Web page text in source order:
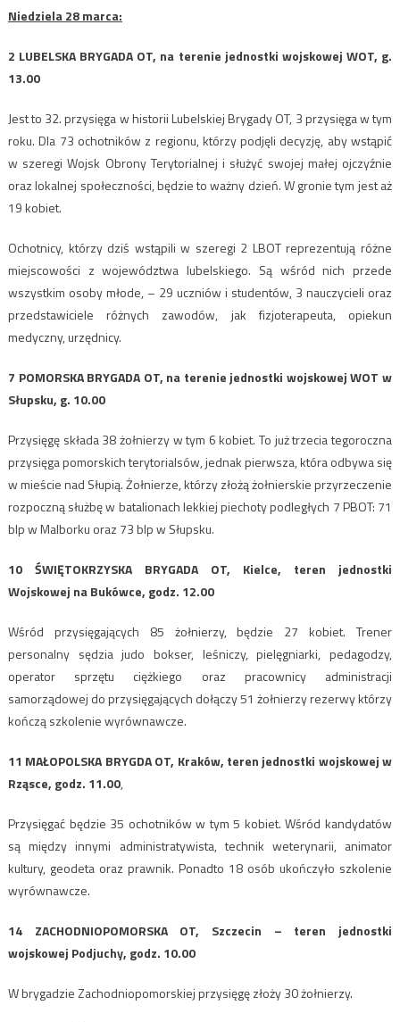
Niedziela 28 marca:
2 LUBELSKA BRYGADA OT, na terenie jednostki wojskowej WOT, g.
13.00
Jest to 32. przysięga w historii Lubelskiej Brygady OT, 3 przysięga w tym
roku. Dla 73 ochotników z regionu, którzy podjęli decyzję, aby wstąpić
w szeregi Wojsk Obrony Terytorialnej i służyć swojej małej ojczyźnie
oraz lokalnej społeczności, będzie to ważny dzień. W gronie tym jest aż
19 kobiet.
Ochotnicy, którzy dziś wstąpili w szeregi 2 LBOT reprezentują różne
miejscowości z województwa lubelskiego. Są wśród nich przede
wszystkim osoby młode, – 29 uczniów i studentów, 3 nauczycieli oraz
przedstawiciele różnych zawodów, jak fizjoterapeuta, opiekun
medyczny, urzędnicy.
7 POMORSKA BRYGADA OT, na terenie jednostki wojskowej WOT w
Słupsku, g. 10.00
Przysięgę składa 38 żołnierzy w tym 6 kobiet. To już trzecia tegoroczna
przysięga pomorskich terytorialsów, jednak pierwsza, która odbywa się
w mieście nad Słupią. Żołnierze, którzy złożą żołnierskie przyrzeczenie
rozpoczną służbę w batalionach lekkiej piechoty podległych 7 PBOT: 71
blp w Malborku oraz 73 blp w Słupsku.
10 ŚWIĘTOKRZYSKA BRYGADA OT, Kielce, teren jednostki
Wojskowej na Bukówce, godz. 12.00
Wśród przysięgających 85 żołnierzy, będzie 27 kobiet. Trener
personalny sędzia judo bokser, leśniczy, pielęgniarki, pedagodzy,
operator sprzętu ciężkiego oraz pracownicy administracji
samorządowej do przysięgających dołączy 51 żołnierzy rezerwy którzy
kończą szkolenie wyrównawcze.
11 MAŁOPOLSKA BRYGDA OT, Kraków, teren jednostki wojskowej w
Rząsce, godz. 11.00,
Przysięgać będzie 35 ochotników w tym 5 kobiet. Wśród kandydatów
są między innymi administratywista, technik weterynarii, animator
kultury, geodeta oraz prawnik. Ponadto 18 osób ukończyło szkolenie
wyrównawcze.
14 ZACHODNIOPOMORSKA OT, Szczecin – teren jednostki
wojskowej Podjuchy, godz. 10.00
W brygadzie Zachodniopomorskiej przysięgę złoży 30 żołnierzy.